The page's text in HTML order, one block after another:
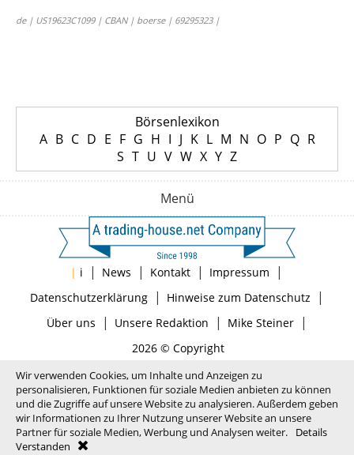
de | US19623C1099 | CBAN | boerse | 69295323 |
Börsenlexikon
A B C D E F G H I J K L M N O P Q R
S T U V W X Y Z
Menü
| i | News | Kontakt | Impressum |
Datenschutzerklärung| Hinweise zum Datenschutz |
Über uns | Unsere Redaktion | Mike Steiner|
2026 © Copyright
Wir verwenden Cookies, um Inhalte und Anzeigen zu
personalisieren, Funktionen für soziale Medien anbieten zu können
und die Zugriffe auf unsere Website zu analysieren. Außerdem geben
wir Informationen zu Ihrer Nutzung unserer Website an unsere
Partner für soziale Medien, Werbung und Analysen weiter.
Details
Verstanden